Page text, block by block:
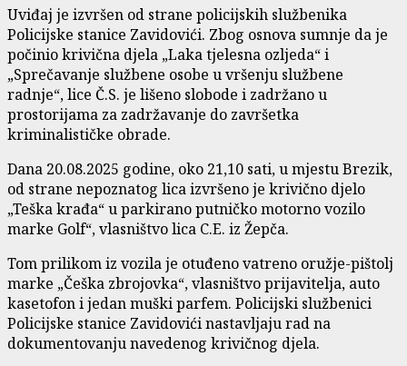
Uviđaj je izvršen od strane policijskih službenika
Policijske stanice Zavidovići. Zbog osnova sumnje da je
počinio krivična djela „Laka tjelesna ozljeda“ i
„Sprečavanje službene osobe u vršenju službene
radnje“, lice Č.S. je lišeno slobode i zadržano u
prostorijama za zadržavanje do završetka
kriminalističke obrade.
Dana 20.08.2025 godine, oko 21,10 sati, u mjestu Brezik,
od strane nepoznatog lica izvršeno je krivično djelo
„Teška krađa“ u parkirano putničko motorno vozilo
marke Golf“, vlasništvo lica C.E. iz Žepča.
Tom prilikom iz vozila je otuđeno vatreno oružje-pištolj
marke „Češka zbrojovka“, vlasništvo prijavitelja, auto
kasetofon i jedan muški parfem. Policijski službenici
Policijske stanice Zavidovići nastavljaju rad na
dokumentovanju navedenog krivičnog djela.